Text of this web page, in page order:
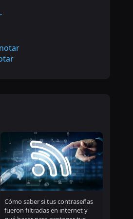
Cómo saber si tus contraseñas
fueron filtradas en internet y